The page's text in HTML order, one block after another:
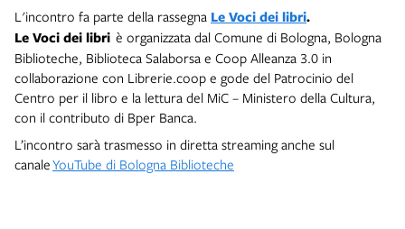
L'incontro fa parte della rassegna Le Voci dei libri.
Le Voci dei libri è organizzata dal Comune di Bologna, Bologna
Biblioteche, Biblioteca Salaborsa e Coop Alleanza 3.0 in
collaborazione con Librerie.coop e gode del Patrocinio del
Centro per il libro e la lettura del MiC – Ministero della Cultura,
con il contributo di Bper Banca.
L’incontro sarà trasmesso in diretta streaming anche sul
canaleYouTube di Bologna Biblioteche